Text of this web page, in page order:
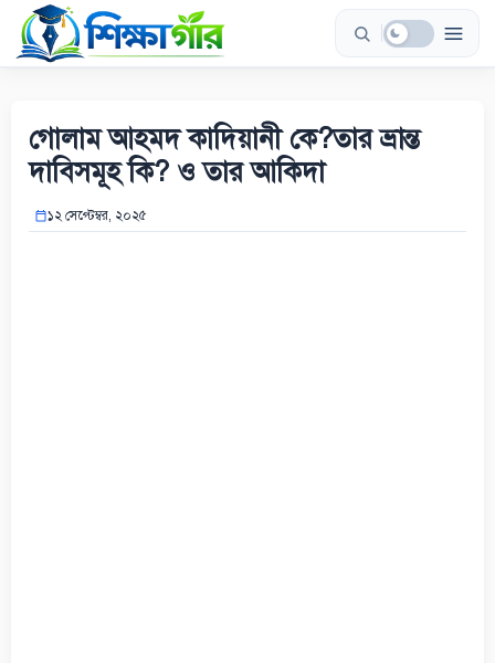
Skip
content
গোলাম আহমদ কাদিয়ানী কে?তার ভ্রান্ত
দাবিসমূহ কি? ও তার আকিদা
১২ সেপ্টেম্বর, ২০২৫